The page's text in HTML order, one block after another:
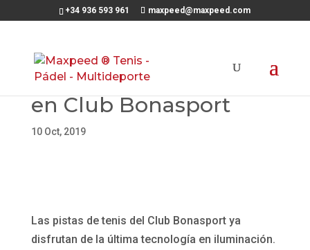
+34 936 593 961 maxpeed@maxpeed.com
Nueva iluminacion LED
en Club Bonasport
10 Oct, 2019
Las pistas de tenis del Club Bonasport ya
disfrutan de la última tecnología en iluminación.